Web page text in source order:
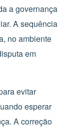
a governança
A sequência
no ambiente
em
evitar
esperar
A correção